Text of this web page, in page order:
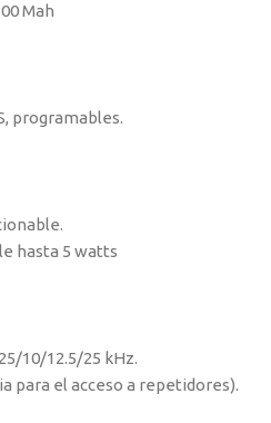
Mah
programables.
hasta 5 watts
10/12.5/25 kHz.
para el acceso a repetidores).